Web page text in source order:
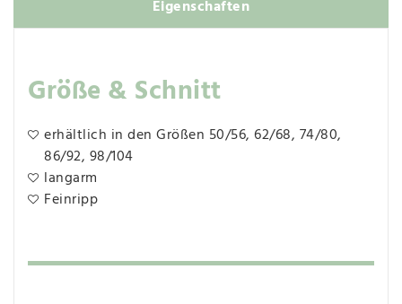
Eigenschaften
Größe & Schnitt
erhältlich in den Größen 50/56, 62/68, 74/80,
86/92, 98/104
langarm
Feinripp